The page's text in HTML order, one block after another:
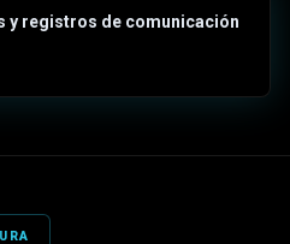
y registros de comunicación